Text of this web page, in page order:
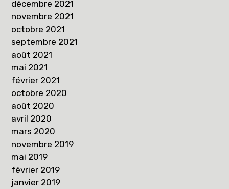
décembre 2021
novembre 2021
octobre 2021
septembre 2021
août 2021
mai 2021
février 2021
octobre 2020
août 2020
avril 2020
mars 2020
novembre 2019
mai 2019
février 2019
janvier 2019